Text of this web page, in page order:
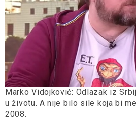
Marko Vidojković: Odlazak iz
u životu. A nije bilo sile koja bi
2008.